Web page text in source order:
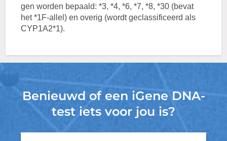
gen worden bepaald: *3, *4, *6, *7, *8, *30 (bevat
het *1F-allel) en overig (wordt geclassificeerd als
CYP1A2*1).
Benieuwd of een iGene DNA-
test iets voor jou is?